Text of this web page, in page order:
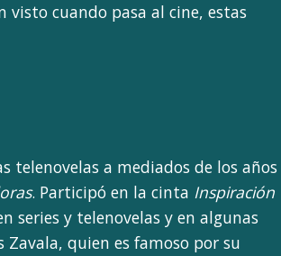
cuando pasa al cine, estas
telenovelas a mediados de los años
. Participó en la cinta Inspiración
series y telenovelas y en algunas
Zavala, quien es famoso por su